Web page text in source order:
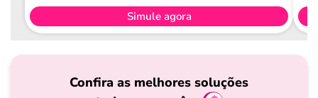
Simule agora
Confira as melhores soluções